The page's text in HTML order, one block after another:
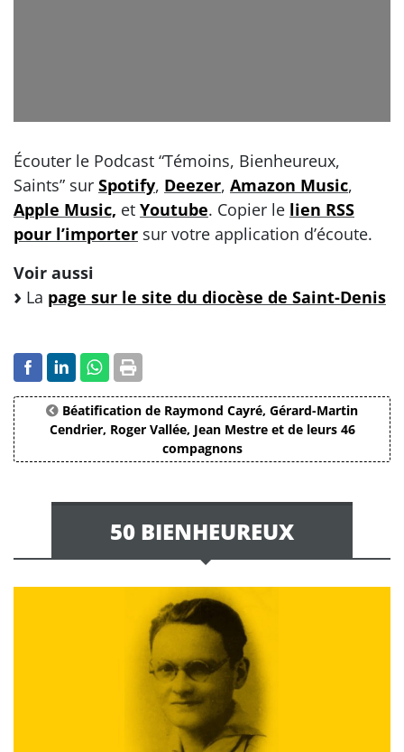
Écouter le Podcast “Témoins, Bienheureux,
Saints” sur Spotify, Deezer, Amazon Music,
Apple Music, et Youtube. Copier le lien RSS
pour l’importer sur votre application d’écoute.
Voir aussi
La page sur le site du diocèse de Saint-Denis
Béatification de Raymond Cayré, Gérard-Martin
Cendrier, Roger Vallée, Jean Mestre et de leurs 46
compagnons
50 BIENHEUREUX